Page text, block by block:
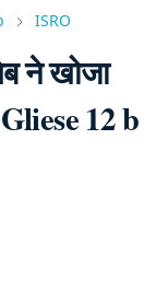
ISRO
ने खोजा
12 b